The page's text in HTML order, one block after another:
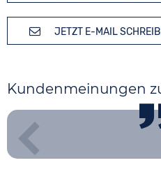
JETZT E-MAIL
Kundenmeinungen